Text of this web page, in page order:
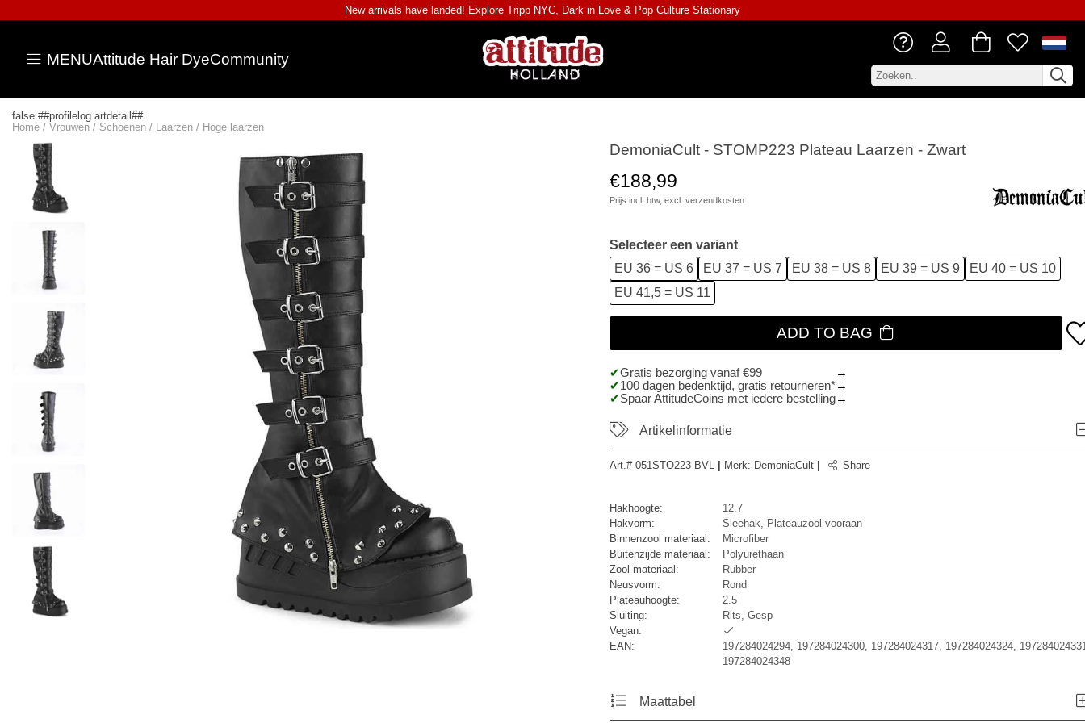
New arrivals have landed! Explore Tripp NYC, Dark in Love & Pop Culture Stationary
MENUAttitude Hair DyeCommunity
false ##profilelog.artdetail##
Home / Vrouwen / Schoenen / Laarzen / Hoge laarzen
DemoniaCult - STOMP223 Plateau Laarzen - Zwart
€188,99
Prijs incl. btw, excl. verzendkosten
Selecteer een variant
EU 36 = US 6
EU 37 = US 7 EU 38 = US 8 EU 39 = US 9
EU 40 = US 10
EU 41,5 = US 11
ADD TO BAG
Gratis bezorging vanaf €99
100 dagen bedenktijd, gratis retourneren*
Spaar AttitudeCoins met iedere bestelling
Artikelinformatie
Art.# 051STO223-BVL Merk: DemoniaCult Share
Hakhoogte:
12.7
Hakvorm:
Sleehak, Plateauzool vooraan
Binnenzool materiaal:
Microfiber
Buitenzijde materiaal:
Polyurethaan
Zool materiaal:
Rubber
Neusvorm:
Rond
Plateauhoogte:
2.5
Sluiting:
Rits, Gesp
Vegan:
EAN:
197284024294, 197284024300, 197284024317, 197284024324,
197284024348
Maattabel